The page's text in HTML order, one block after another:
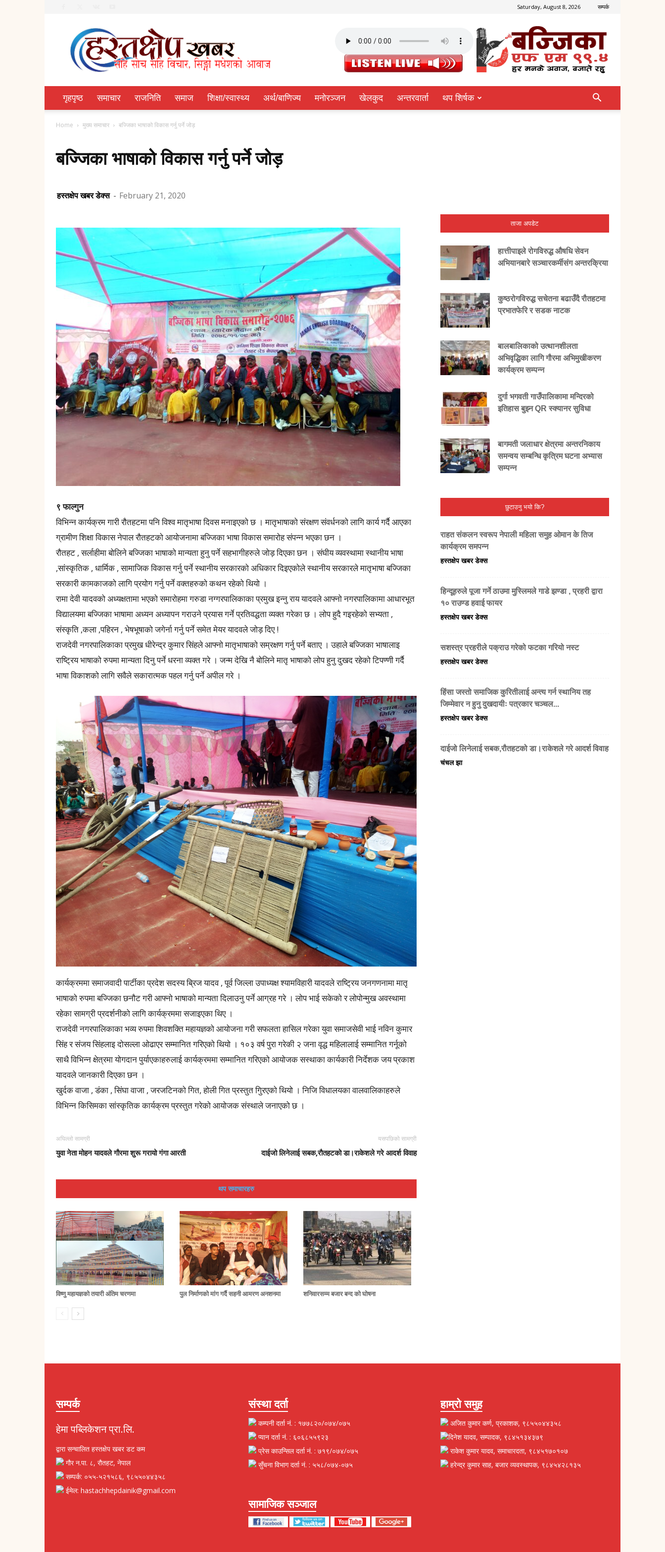
Saturday, August 8, 2026 सम्पर्क
Hastachhep
Dainik
गृहपृष्ठ समाचार राजनिति समाज शिक्षा/स्वास्थ्य अर्थ/बाणिज्य मनोरञ्जन खेलकुद अन्तरवार्ता थप शिर्षक
Home मुख्य समाचार बज्जिका भाषाको विकास गर्नु पर्ने जोड़
बज्जिका भाषाको विकास गर्नु पर्ने जोड़
हस्तक्षेप खबर डेक्स - February 21, 2020
९ फाल्गुन
विभिन्न कार्यक्रम गारी रौतहटमा पनि विश्व मातृभाषा दिवस मनाइएको छ । मातृभाषाको संरक्षण संवर्धनको लागि कार्य गर्दै आएका
ग्रामीण शिक्षा विकास नेपाल रौतहटको आयोजनामा बज्जिका भाषा विकास समारोह संपन्न भएका छन ।
रौतहट , सर्लाहीमा बोलिने बज्जिका भाषाको मान्यता हुनु पर्ने सहभागीहरुले जोड़ दिएका छन । संघीय व्यवस्थामा स्थानीय भाषा
,सांस्कृतिक , धार्मिक , सामाजिक विकास गर्नु पर्ने स्थानीय सरकारको अधिकार दिइएकोले स्थानीय सरकारले मातृभाषा बज्जिका
सरकारी कामकाजको लागि प्रयोग गर्नु पर्ने वक्तहरुको कथन रहेको थियो ।
रामा देवी यादवको अध्यक्षतामा भएको समारोहमा गरुडा नग्गरपालिकाका प्रमुख इन्नु राय यादवले आफ्नो नगरपालिकामा आधारभूत
विद्यालयमा बज्जिका भाषामा अध्यन अध्यापन गराउने प्रयास गर्ने प्रतिवद्धता व्यक्त गरेका छ । लोप हुदै गइरहेको सभ्यता ,
संस्कृति ,कला ,पहिरन , भेषभूषाको जगेर्ना गर्नु पर्ने समेत मेयर यादवले जोड़ दिए !
राजदेवी नगरपालिकाका प्रमुख धीरेन्द्र कुमार सिंहले आफ्नो मातृभाषाको सम्रक्षण गर्नु पर्ने बताए । उहाले बज्जिका भाषालाइ
राष्ट्रिय भाषाको रुपमा मान्यता दिनु पर्ने धरना व्यक्त गरे । जन्म देखि नै बोलिने मातृ भाषाको लोप हुनु दुखद रहेको टिपण्णी गर्दै
भाषा विकाशको लागि सवैले सकारात्मक पहल गर्नु पर्ने अपील गरे ।
कार्यक्रममा समाजवादी पार्टीका प्रदेश सदस्य ब्रिज यादव , पूर्व जिल्ला उपाध्यक्ष श्यामविहारी यादवले राष्ट्रिय जनगणनामा मातृ
भाषाको रुपमा बज्जिका छनौट गरी आफ्नो भाषाको मान्यता दिलाउनु पर्ने आग्रह गरे । लोप भाई सकेको र लोपोन्मुख अवस्थामा
रहेका सामग्री प्रदर्शनीको लागि कार्यक्रममा सजाइएका थिए ।
राजदेवी नगरपालिकाका भव्य रुपमा शिवशक्ति महायज्ञको आयोजना गरी सफलता हासिल गरेका युवा समाजसेवी भाई नविन कुमार
सिंह र संजय सिंहलाइ दोसल्ला ओढाएर सम्मानित गरिएको थियो । १०३ वर्ष पुरा गरेकी २ जना वृद्ध महिलालाई सम्मानित गर्नूको
साथै विभिन्न क्षेत्रमा योगदान पुर्याएकाहरुलाई कार्यक्रममा सम्मानित गरिएको आयोजक सस्थाका कार्यकारी निर्देशक जय प्रकाश
यादवले जानकारी दिएका छन ।
खुर्दक वाजा , डंका , सिंघा वाजा , जरजटिनको गित, होली गित प्रस्तुत गुिरएको थियो । निजि विधालयका वालवालिकाहरुले
विभिन्न किसिमका सांस्कृतिक कार्यक्रम प्रस्तुत गरेको आयोजक संस्थाले जनाएको छ ।
अघिल्लो सामग्री
युवा नेता मोहन यादवले गौरमा शुरू गरायो गंगा आरती
यसपछिको सामग्री
दाईजो लिनेलाई सबक,रौतहटको डा।राकेशले गरे आदर्श विवाह
थप समाचारहरु
विष्णु महायज्ञको तयारी अंतिम चरणमा पुल निर्माणको मांग गर्दै सहनी आमरण अनशनमा शनिवारसम्म बजार बन्द को घोषना
ताजा अपडेट
हात्तीपाइले रोगविरुद्ध औषधि सेवन
अभियानबारे सञ्चारकर्मीसंग अन्तरक्रिया
कुष्ठरोगविरुद्ध सचेतना बढाउँदै रौतहटमा
प्रभातफेरि र सडक नाटक
बालबालिकाको उत्थानशीलता
अभिवृद्धिका लागि गौरमा अभिमुखीकरण
कार्यक्रम सम्पन्न
दुर्गा भगवती गाउँपालिकामा मन्दिरको
इतिहास बुझ्न QR स्क्यानर सुविधा
बागमती जलाधार क्षेत्रमा अन्तरनिकाय
समन्वय सम्बन्धि कृत्रिम घटना अभ्यास
सम्पन्न
छुटाउनु भयो कि?
राहत संकलन स्वरूप नेपाली महिला समुह ओमान के तिज
कार्यक्रम समपन्न
हस्तक्षेप खबर डेक्स
हिन्दूहरुले पूजा गर्ने ठाउमा मुस्लिमले गाडे झण्डा , प्रहरी द्वारा
१० राउण्ड हवाई फायर
हस्तक्षेप खबर डेक्स
सशस्त्र प्रहरीले पक्राउ गरेको फटका गरियो नस्ट
हस्तक्षेप खबर डेक्स
हिंसा जस्तो समाजिक कुरितीलाई अन्त्य गर्न स्थानिय तह
जिम्मेवार न हुनु दुखदायीः पत्रकार चञ्चल...
हस्तक्षेप खबर डेक्स
दाईजो लिनेलाई सबक,रौतहटको डा।राकेशले गरे आदर्श विवाह
चंचल झा
सम्पर्क
हेमा पब्लिकेशन प्रा.लि.
द्वारा सन्चालित हस्तक्षेप खबर डट कम
गौर न.पा. ८, रौतहट, नेपाल
सम्पर्क: ०५५-५२१५८६, ९८५५०४४३५८
ईमेल: hastachhepdainik@gmail.com
संस्था दर्ता
कम्पनी दर्ता नं. : १७७८२०/०७४/०७५
प्यान दर्ता नं. : ६०६८५५९२३
प्रेस काउन्सिल दर्ता नं. : ७१९/०७४/०७५
सुँचना विभाग दर्ता नं. : ५५८/०७४-०७५
सामाजिक सञ्जाल
हाम्रो समुह
अजित कुमार कर्ण, प्रकाशक, ९८५५०४४३५८
दिनेश यादव, सम्पादक, ९८४५१३४३७९
राकेश कुमार यादव, समाचारदता, ९८४५१७०१०७
हरेन्द्र कुमार साह, बजार व्यवस्थापक, ९८४५४२८१३५